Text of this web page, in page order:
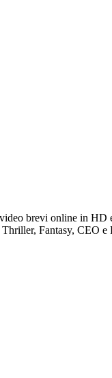
brevi online in
Fantasy, CEO